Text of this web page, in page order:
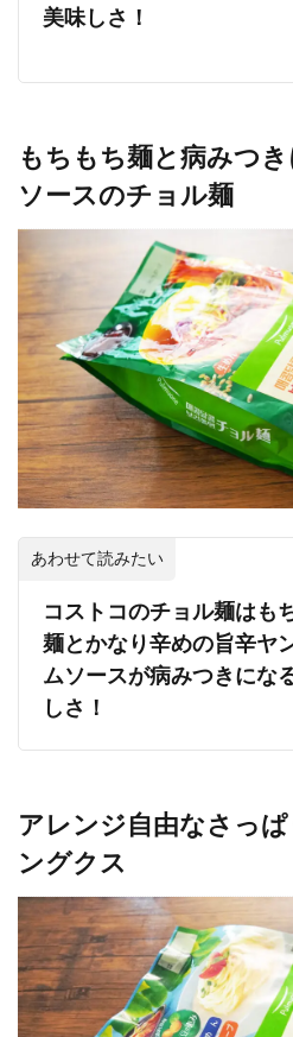
美味しさ！
もちもち麺と病みつ
ソースのチョル麺
あわせて読みたい
コストコのチョル麺はも
麺とかなり辛めの旨辛ヤ
ムソースが病みつきにな
しさ！
アレンジ自由なさっ
ングクス